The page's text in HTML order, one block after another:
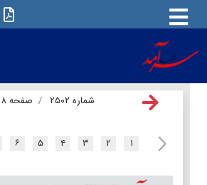
شماره ۲۵۰۲ صفحه ۸
۱ ۲ ۳ ۴ ۵ ۶